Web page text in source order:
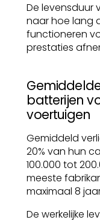
De levensduur
naar hoe lang
functioneren
prestaties
batterijen
voertuigen
Gemiddeld
20% van hun
100.000 tot
meeste
maximaal 8
De werkelijke